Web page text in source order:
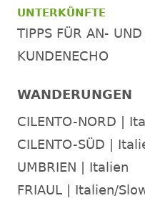
UNTERKÜNFTE
TIPPS FÜR AN- UND
KUNDENECHO
WANDERUNGEN
CILENTO-NORD |
CILENTO-SÜD |
UMBRIEN | Italien
FRIAUL | Italien/